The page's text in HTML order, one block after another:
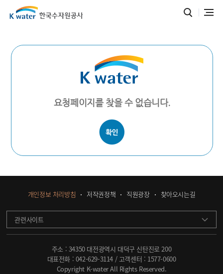
요청페이지를 찾을 수 없습니다.
개인정보 처리방침 저작권정책 직원광장 찾아오시는길
관련사이트
주소 : 34350 대전광역시 대덕구 신탄진로 200
대표전화 : 042-629-3114 / 고객센터 : 1577-0600
Copyright K-water All Rights Reserved.